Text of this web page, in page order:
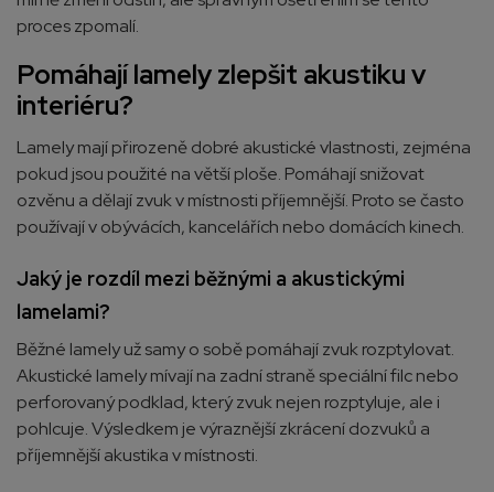
proces zpomalí.
Pomáhají lamely zlepšit akustiku v
interiéru?
Lamely mají přirozeně dobré akustické vlastnosti, zejména
pokud jsou použité na větší ploše. Pomáhají snižovat
ozvěnu a dělají zvuk v místnosti příjemnější. Proto se často
používají v obývácích, kancelářích nebo domácích kinech.
Jaký je rozdíl mezi běžnými a akustickými
lamelami?
Běžné lamely už samy o sobě pomáhají zvuk rozptylovat.
Akustické lamely mívají na zadní straně speciální filc nebo
perforovaný podklad, který zvuk nejen rozptyluje, ale i
pohlcuje. Výsledkem je výraznější zkrácení dozvuků a
příjemnější akustika v místnosti.